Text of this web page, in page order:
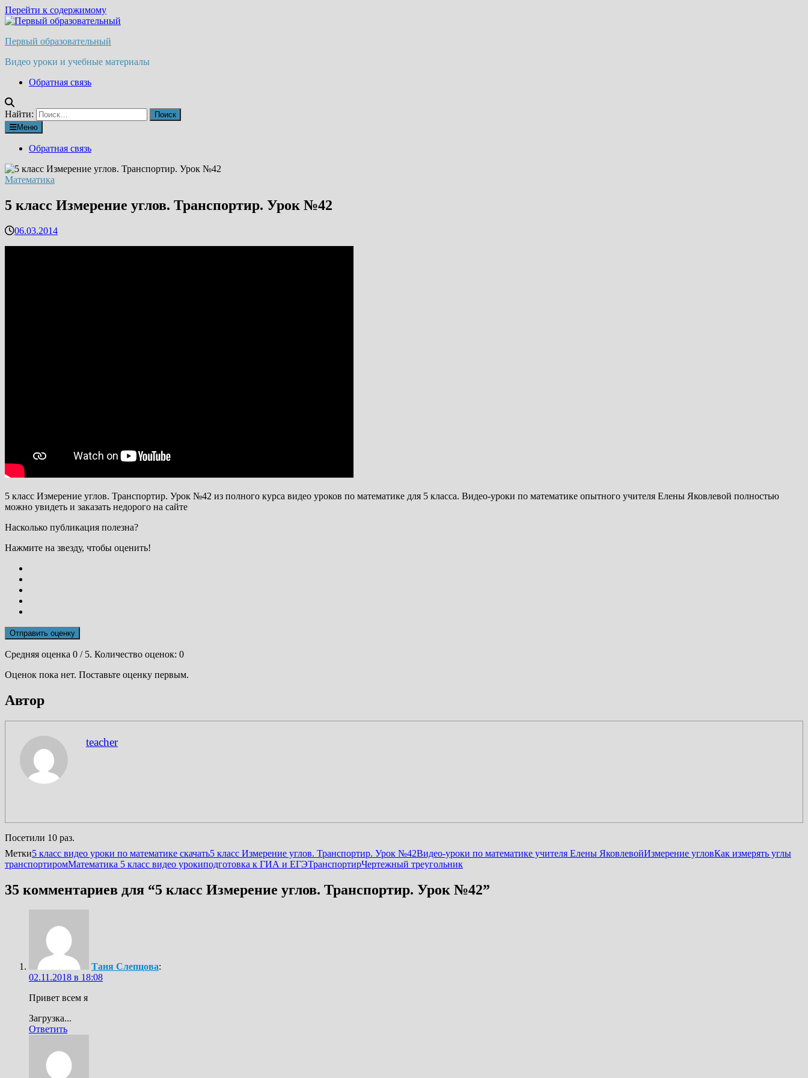
Перейти к содержимому
Первый образовательный
Видео уроки и учебные материалы
Обратная связь
Найти:
Меню
Обратная связь
Математика
5 класс Измерение углов. Транспортир. Урок №42
06.03.2014
5 класс Измерение углов. Транспортир. Урок №42 из полного курса видео уроков по математике для 5 класса. Видео-уроки по математике опытного учителя Елены Яковлевой полностью
можно увидеть и заказать недорого на сайте
Насколько публикация полезна?
Нажмите на звезду, чтобы оценить!
Отправить оценку
Средняя оценка 0 / 5. Количество оценок: 0
Оценок пока нет. Поставьте оценку первым.
Автор
teacher
Посетили 10 раз.
Метки5 класс видео уроки по математике скачать5 класс Измерение углов. Транспортир. Урок №42Видео-уроки по математике учителя Елены ЯковлевойИзмерение угловКак измерять углы
транспортиромМатематика 5 класс видео урокиподготовка к ГИА и ЕГЭТранспортирЧертежный треугольник
35 комментариев для “5 класс Измерение углов. Транспортир. Урок №42”
Таня Слепцова:
02.11.2018 в 18:08
Привет всем я
Загрузка...
Ответить